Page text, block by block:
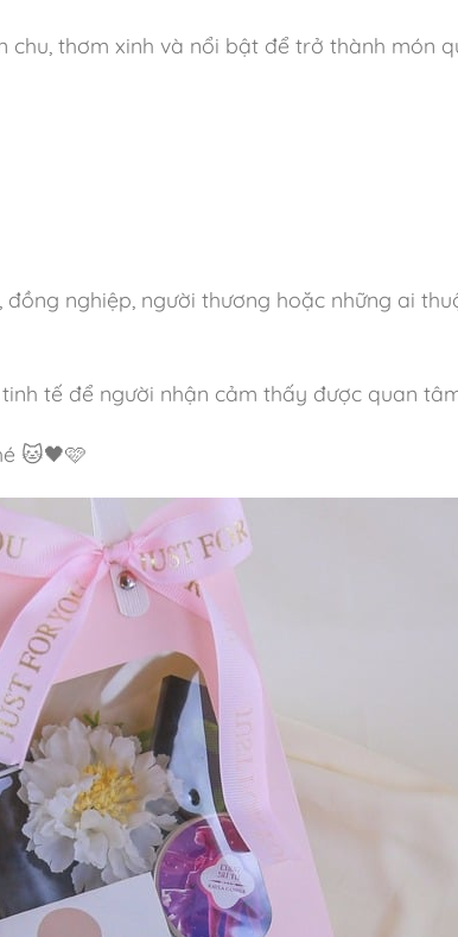
thơm xinh và nổi bật để trở thành món
nghiệp, người thương hoặc những ai
tế để người nhận cảm thấy được quan
🐱🖤🩷